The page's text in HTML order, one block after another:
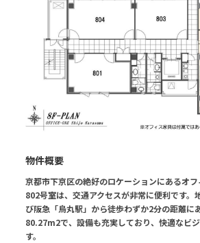
物件概要
京都市下京区の絶好のロケーションにあるオ
802号室は、交通アクセスが非常に便利です。
び阪急「烏丸駅」から徒歩わずか2分の距離に
80.27m2で、設備も充実しており、快適なビ
す。